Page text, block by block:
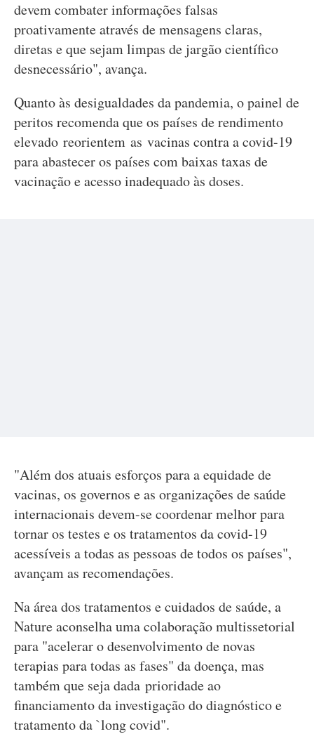
devem combater informações falsas
proativamente através de mensagens claras,
diretas e que sejam limpas de jargão científico
desnecessário", avança.
Quanto às desigualdades da pandemia, o painel de
peritos recomenda que os países de rendimento
elevado reorientem as vacinas contra a covid-19
para abastecer os países com baixas taxas de
vacinação e acesso inadequado às doses.
"Além dos atuais esforços para a equidade de
vacinas, os governos e as organizações de saúde
internacionais devem-se coordenar melhor para
tornar os testes e os tratamentos da covid-19
acessíveis a todas as pessoas de todos os países",
avançam as recomendações.
Na área dos tratamentos e cuidados de saúde, a
Nature aconselha uma colaboração multissetorial
para "acelerar o desenvolvimento de novas
terapias para todas as fases" da doença, mas
também que seja dada prioridade ao
financiamento da investigação do diagnóstico e
tratamento da `long covid".